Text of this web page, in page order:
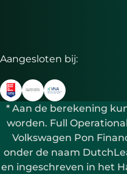
Aangesloten bij:
* Aan de berekening
worden. Full
Volkswagen Pon
onder de naam
en ingeschreven in het